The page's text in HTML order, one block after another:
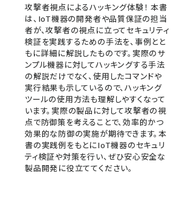
攻撃者視点によるハッキング体験！ 本書
は、IoT機器の開発者や品質保証の担当
者が、攻撃者の視点に立ってセキュリティ
検証を実践するための手法を、事例とと
もに詳細に解説したものです。実際のサ
ンプル機器に対してハッキングする手法
の解説だけでなく、使用したコマンドや
実行結果も示しているので、ハッキング
ツールの使用方法も理解しやすくなって
います。実際の製品に対して攻撃者の視
点で防御策を考えることで、効率的かつ
効果的な防御の実施が期待できます。本
書の実践例をもとにIoT機器のセキュリ
ティ検証や対策を行い、ぜひ安心安全な
製品開発に役立ててください。